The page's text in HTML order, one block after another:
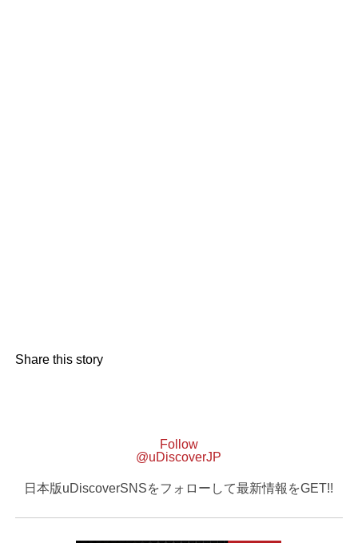
Share this story
Follow
@uDiscoverJP
日本版uDiscoverSNSをフォローして最新情報をGET!!